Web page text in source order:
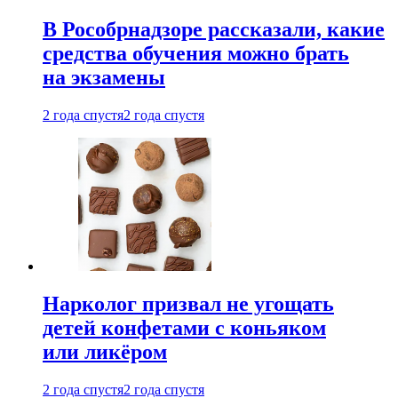
В Рособрнадзоре рассказали, какие
средства обучения можно брать
на экзамены
2 года спустя2 года спустя
Нарколог призвал не угощать
детей конфетами с коньяком
или ликёром
2 года спустя2 года спустя